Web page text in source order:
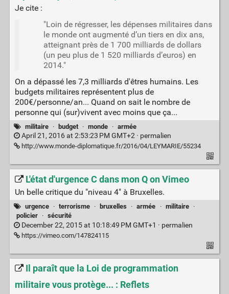
Je cite :
"Loin de régresser, les dépenses militaires dans
le monde ont augmenté d’un tiers en dix ans,
atteignant près de 1 700 milliards de dollars
(un peu plus de 1 520 milliards d’euros) en
2014."
On a dépassé les 7,3 milliards d'êtres humains. Les
budgets militaires représentent plus de
200€/personne/an... Quand on sait le nombre de
personne qui (sur)vivent avec moins que ça...
militaire · budget · monde · armée
April 21, 2016 at 2:53:23 PM GMT+2 · permalien
http://www.monde-diplomatique.fr/2016/04/LEYMARIE/55234
L'état d'urgence C dans mon Q on Vimeo
Un belle critique du "niveau 4" à Bruxelles.
urgence · terrorisme · bruxelles · armée · militaire
·
policier
· sécurité
December 22, 2015 at 10:18:49 PM GMT+1 · permalien
https://vimeo.com/147824115
Il paraît que la Loi de programmation
militaire vous protège... : Reflets